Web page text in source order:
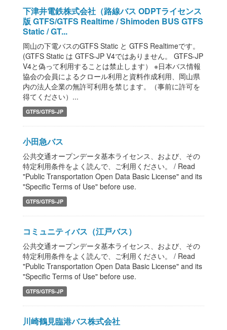
下津井電鉄株式会社（路線バス ODPTライセンス
版 GTFS/GTFS Realtime / Shimoden BUS GTFS
Static / GT...
岡山の下電バスのGTFS Static と GTFS Realtimeです。
(GTFS Static は GTFS-JP V4ではありません。 GTFS-JP
V4と偽って利用することは禁止します） ※日本バス情報
協会の会員によるクロール利用と資料作成利用、岡山県
内の法人企業の無許可利用を禁じます。（事前に許可を
得てください）...
GTFS/GTFS-JP
小田急バス
公共交通オープンデータ基本ライセンス、および、その
特定利用条件をよく読んで、ご利用ください。 / Read
"Public Transportation Open Data Basic License" and its
"Specific Terms of Use" before use.
GTFS/GTFS-JP
コミュニティバス（江戸バス）
公共交通オープンデータ基本ライセンス、および、その
特定利用条件をよく読んで、ご利用ください。 / Read
"Public Transportation Open Data Basic License" and its
"Specific Terms of Use" before use.
GTFS/GTFS-JP
川崎鶴見臨港バス株式会社